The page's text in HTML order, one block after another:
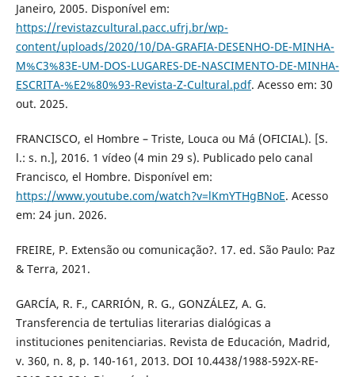
Janeiro, 2005. Disponível em:
https://revistazcultural.pacc.ufrj.br/wp-
content/uploads/2020/10/DA-GRAFIA-DESENHO-DE-MINHA-
M%C3%83E-UM-DOS-LUGARES-DE-NASCIMENTO-DE-MINHA-
ESCRITA-%E2%80%93-Revista-Z-Cultural.pdf. Acesso em: 30
out. 2025.
FRANCISCO, el Hombre – Triste, Louca ou Má (OFICIAL). [S.
l.: s. n.], 2016. 1 vídeo (4 min 29 s). Publicado pelo canal
Francisco, el Hombre. Disponível em:
https://www.youtube.com/watch?v=lKmYTHgBNoE. Acesso
em: 24 jun. 2026.
FREIRE, P. Extensão ou comunicação?. 17. ed. São Paulo: Paz
& Terra, 2021.
GARCÍA, R. F., CARRIÓN, R. G., GONZÁLEZ, A. G.
Transferencia de tertulias literarias dialógicas a
instituciones penitenciarias. Revista de Educación, Madrid,
v. 360, n. 8, p. 140-161, 2013. DOI 10.4438/1988-592X-RE-